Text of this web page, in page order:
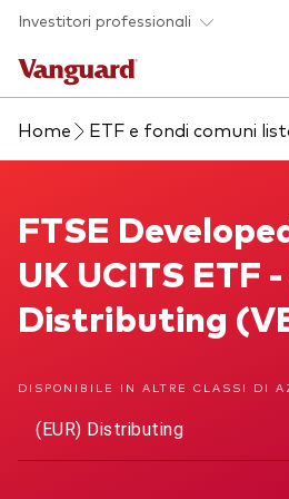
Skip to main content
Investitori professionali
Prodotti di investimento
Visualizza i nostri
Cerca i nostri prodotti
Eventi ed approfondimenti
Back to main menu
La società
Chi siamo
Home ETF e fondi comuni
FTSE Developed Europe ex UK
FTSE
UK UCITS ETF
Distributing
DISPONIBILE IN ALTRE CLASSI DI
(EUR) Distributing